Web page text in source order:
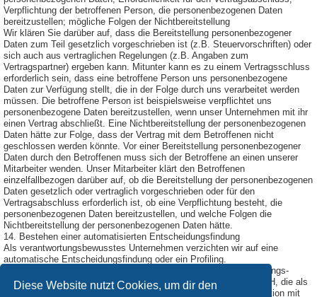
Diese Website nutzt Cookies, um dir den
Verpflichtung der betroffenen Person, die personenbezogenen Daten
bereitzustellen; mögliche Folgen der Nichtbereitstellung
Wir klären Sie darüber auf, dass die Bereitstellung personenbezogener
Daten zum Teil gesetzlich vorgeschrieben ist (z.B. Steuervorschriften) oder
sich auch aus vertraglichen Regelungen (z.B. Angaben zum
Vertragspartner) ergeben kann. Mitunter kann es zu einem Vertragsschluss
erforderlich sein, dass eine betroffene Person uns personenbezogene
Daten zur Verfügung stellt, die in der Folge durch uns verarbeitet werden
müssen. Die betroffene Person ist beispielsweise verpflichtet uns
personenbezogene Daten bereitzustellen, wenn unser Unternehmen mit ihr
einen Vertrag abschließt. Eine Nichtbereitstellung der personenbezogenen
Daten hätte zur Folge, dass der Vertrag mit dem Betroffenen nicht
geschlossen werden könnte. Vor einer Bereitstellung personenbezogener
Daten durch den Betroffenen muss sich der Betroffene an einen unserer
Mitarbeiter wenden. Unser Mitarbeiter klärt den Betroffenen
einzelfallbezogen darüber auf, ob die Bereitstellung der personenbezogenen
Daten gesetzlich oder vertraglich vorgeschrieben oder für den
Vertragsabschluss erforderlich ist, ob eine Verpflichtung besteht, die
personenbezogenen Daten bereitzustellen, und welche Folgen die
Nichtbereitstellung der personenbezogenen Daten hätte.
14. Bestehen einer automatisierten Entscheidungsfindung
Als verantwortungsbewusstes Unternehmen verzichten wir auf eine
automatische Entscheidungsfindung oder ein Profiling.
Diese Datenschutzerklärung wurde durch den Datenschutzerklärungs-
Generator der DGD Deutsche Gesellschaft für Datenschutz GmbH, die als
Externer Datenschutzbeauftragter Passau
tätig ist, in Kooperation mit